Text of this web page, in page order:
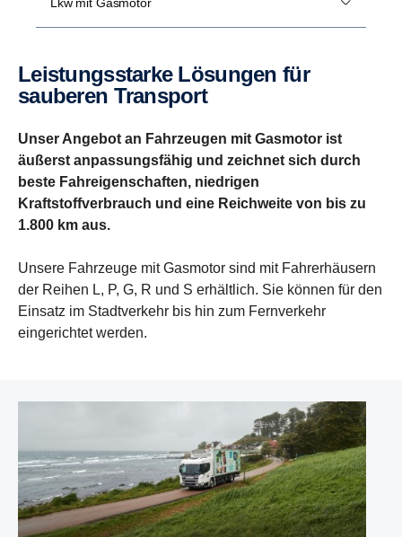
Leistungsstarke Lösungen für
sauberen Transport
Unser Angebot an Fahrzeugen mit Gasmotor ist
äußerst anpassungsfähig und zeichnet sich durch
beste Fahreigenschaften, niedrigen
Kraftstoffverbrauch und eine Reichweite von bis zu
1.800 km aus.
Unsere Fahrzeuge mit Gasmotor sind mit Fahrerhäusern
der Reihen L, P, G, R und S erhältlich. Sie können für den
Einsatz im Stadtverkehr bis hin zum Fernverkehr
eingerichtet werden.